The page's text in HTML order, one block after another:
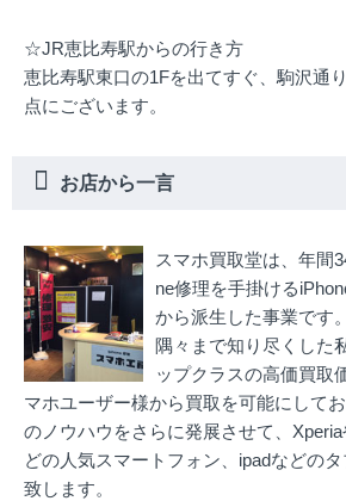
☆JR恵比寿駅からの行き方
恵比寿駅東口の1Fを出てすぐ、駒沢通
点にございます。
お店から一言
スマホ買取堂は、年間
ne修理を手掛ける
から派生した事業です
隅々まで知り尽くした
ップクラスの高価買取
マホユーザー様から買取を可能にして
のノウハウをさらに発展させて、
どの人気スマートフォン、ipadなどの
致します。